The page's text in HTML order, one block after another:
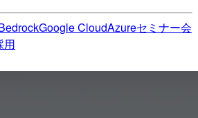
Google CloudAzureセミナー会
用